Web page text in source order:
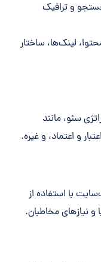
و ترافیک
لینک‌ها، ساختار
سئو، مانند
و اعتماد، و غیره.
با استفاده از
و نیازهای مخاطبان.